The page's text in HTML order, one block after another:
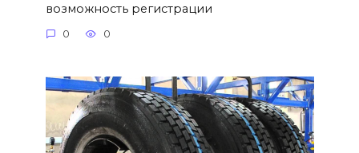
возможность регистрации
0 0